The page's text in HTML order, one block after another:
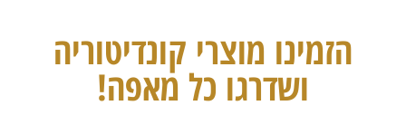
הזמינו מוצרי קונדיטוריה
ושדרגו כל מאפה!